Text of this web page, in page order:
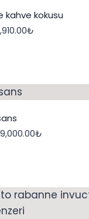
kahve kokusu
₺Fiyat
2,910.00₺
₺Fiyat
119,000.00₺